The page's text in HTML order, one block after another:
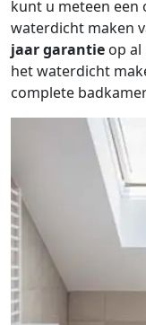
kunt u meteen
waterdicht maken
jaar garantie op
het waterdicht
complete